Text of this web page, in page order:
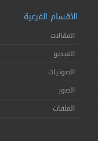
الأقسام الفرعية
المقالات
الفيديو
الصوتيات
الصور
الملفات